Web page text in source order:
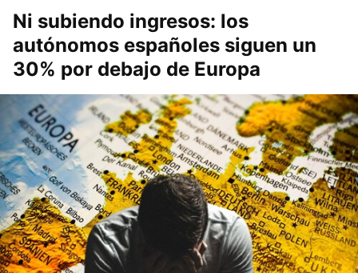
Ni subiendo ingresos: los
autónomos españoles siguen un
30% por debajo de Europa